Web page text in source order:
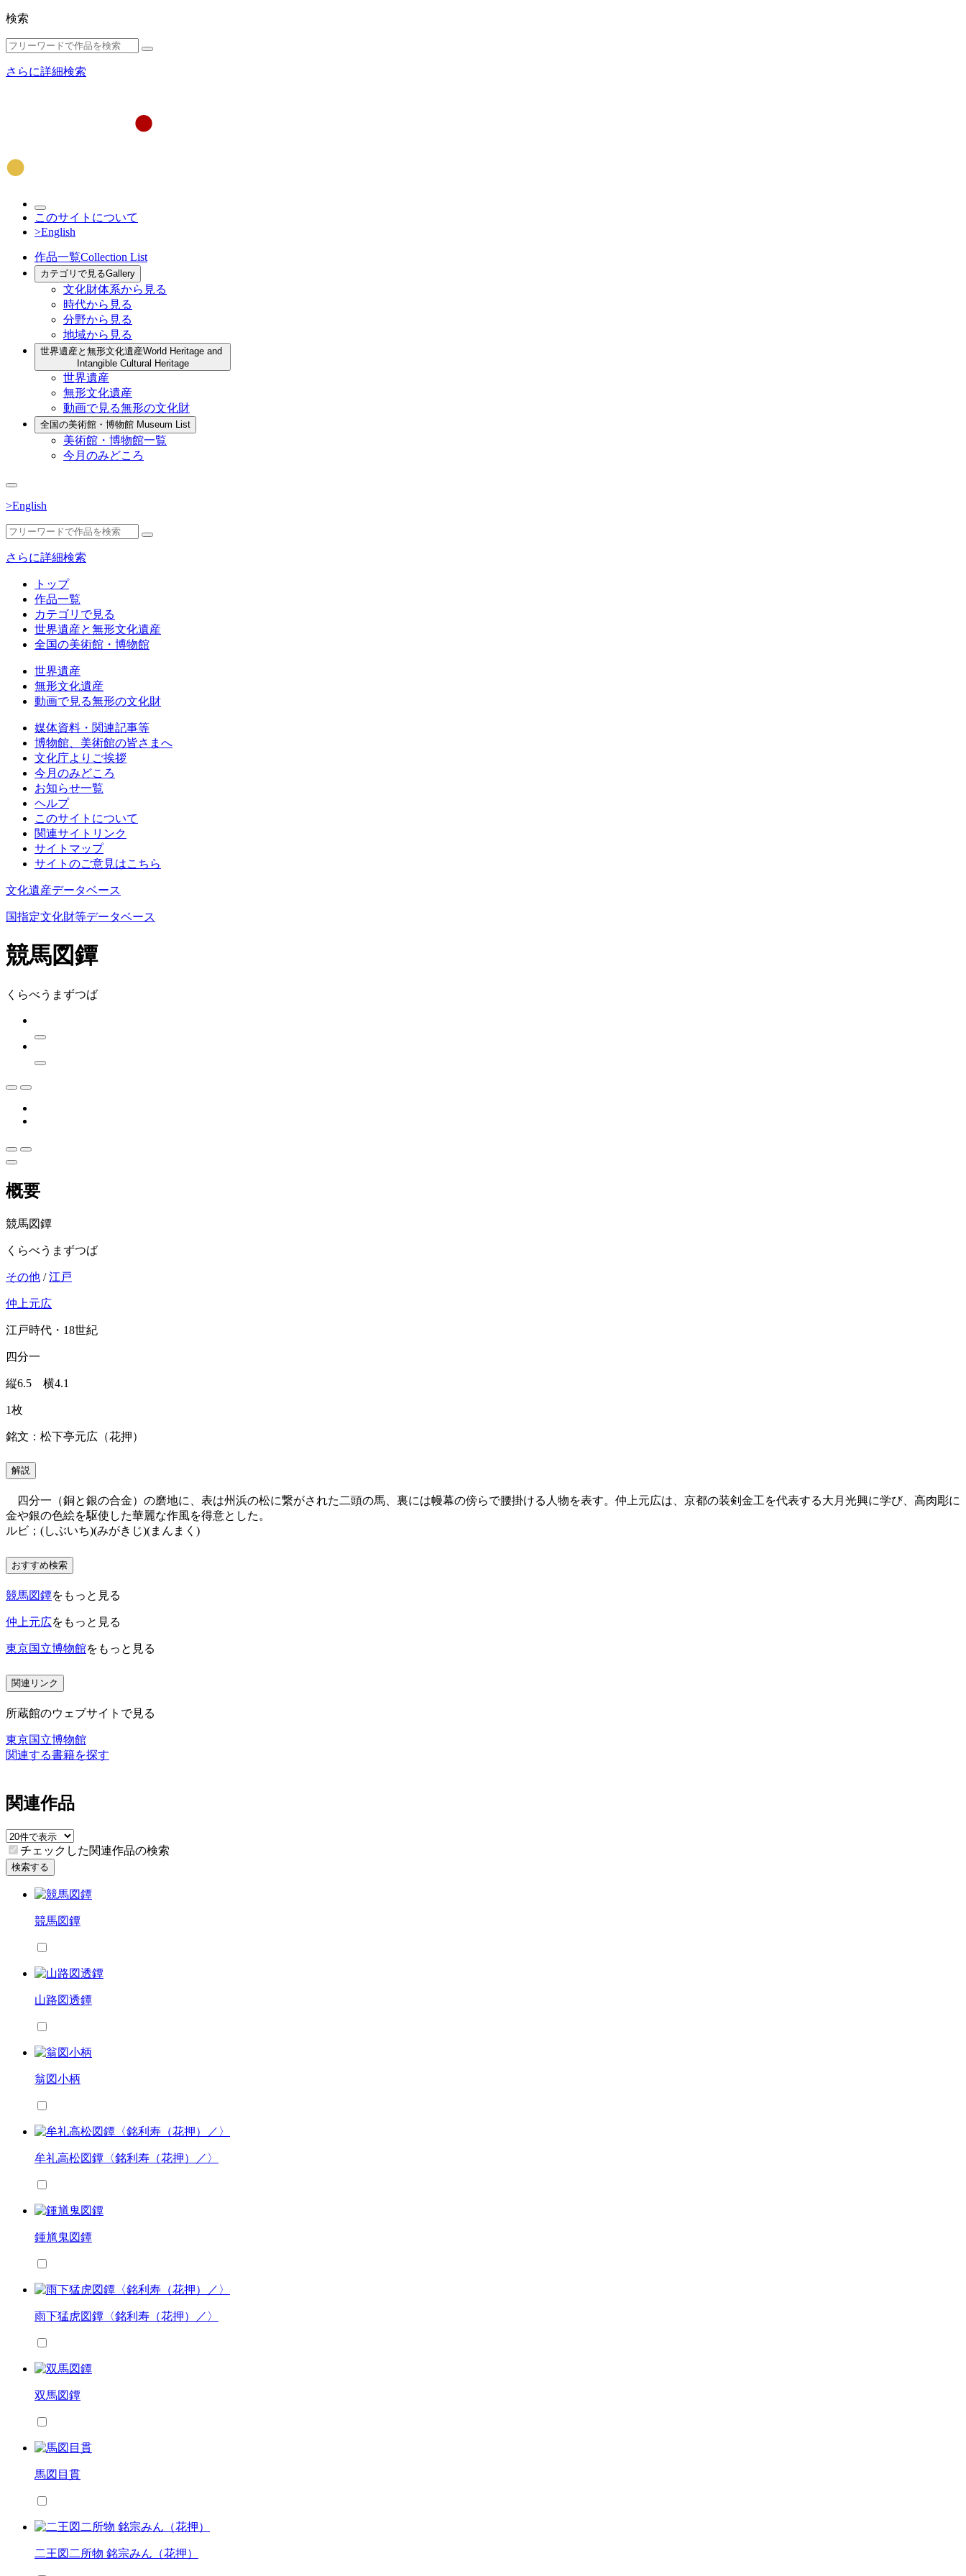
検索
さらに詳細検索
このサイトについて
>English
作品一覧Collection List
カテゴリで見るGallery
文化財体系から見る
時代から見る
分野から見る
地域から見る
世界遺産と無形文化遺産World Heritage and
Intangible Cultural Heritage
世界遺産
無形文化遺産
動画で見る無形の文化財
全国の美術館・博物館 Museum List
美術館・博物館一覧
今月のみどころ
>English
さらに詳細検索
トップ
作品一覧
カテゴリで見る
世界遺産と無形文化遺産
全国の美術館・博物館
世界遺産
無形文化遺産
動画で見る無形の文化財
媒体資料・関連記事等
博物館、美術館の皆さまへ
文化庁よりご挨拶
今月のみどころ
お知らせ一覧
ヘルプ
このサイトについて
関連サイトリンク
サイトマップ
サイトのご意見はこちら
文化遺産データベース
国指定文化財等データベース
競馬図鐔
くらべうまずつば
概要
競馬図鐔
くらべうまずつば
その他 /江戸
仲上元広
江戸時代・18世紀
四分一
縦6.5 横4.1
1枚
銘文：松下亭元広（花押）
解説
四分一（銅と銀の合金）の磨地に、表は州浜の松に繋がされた二頭の馬、裏には幔幕の傍らで腰掛ける人物を表す。仲上元広は、京都の装剣金工を代表する大月光興に学び、高肉彫に
金や銀の色絵を駆使した華麗な作風を得意とした。
ルビ；(しぶいち)(みがきじ)(まんまく)
おすすめ検索
競馬図鐔をもっと見る
仲上元広をもっと見る
東京国立博物館をもっと見る
関連リンク
所蔵館のウェブサイトで見る
東京国立博物館
関連する書籍を探す
関連作品
チェックした関連作品の検索
検索する
競馬図鐔
山路図透鐔
翁図小柄
牟礼高松図鐔〈銘利寿（花押）／〉
鍾馗鬼図鐔
雨下猛虎図鐔〈銘利寿（花押）／〉
双馬図鐔
馬図目貫
二王図二所物 銘宗みん（花押）